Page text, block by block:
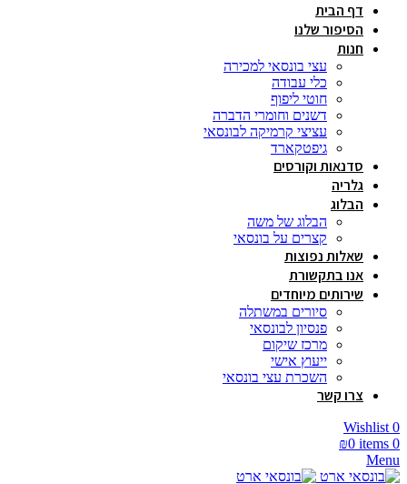
דף הבית
הסיפור שלנו
חנות
עצי בונסאי למכירה
כלי עבודה
חוטי ליפוף
דשנים וחומרי הדברה
עציצי קרמיקה לבונסאי
גיפטקארד
סדנאות וקורסים
גלריה
הבלוג
הבלוג של משה
קצרים על בונסאי
שאלות נפוצות
אנו בתקשורת
שירותים מיוחדים
סיורים במשתלה
פנסיון לבונסאי
מרכז שיקום
ייעוץ אישי
השכרת עצי בונסאי
צרו קשר
0
Wishlist
0
items
₪0
Menu